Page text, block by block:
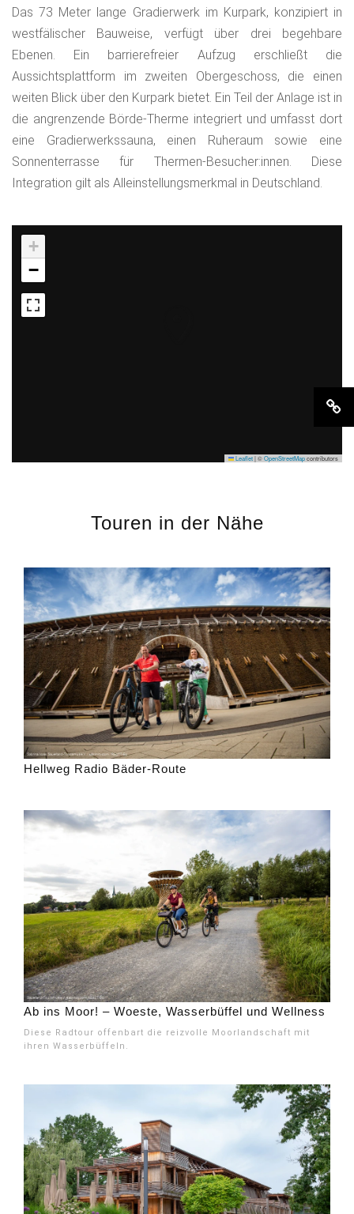
Das 73 Meter lange Gradierwerk im Kurpark, konzipiert in
westfälischer Bauweise, verfügt über drei begehbare
Ebenen. Ein barrierefreier Aufzug erschließt die
Aussichtsplattform im zweiten Obergeschoss, die einen
weiten Blick über den Kurpark bietet. Ein Teil der Anlage ist in
die angrenzende Börde-Therme integriert und umfasst dort
eine Gradierwerkssauna, einen Ruheraum sowie eine
Sonnenterrasse für Thermen-Besucher:innen. Diese
Integration gilt als Alleinstellungsmerkmal in Deutschland.
+
−
Leaflet|©OpenStreetMapcontributors
Touren in der Nähe
Hellweg Radio Bäder-Route
Ab ins Moor! – Woeste, Wasserbüffel und Wellness
Diese Radtour offenbart die reizvolle Moorlandschaft mit
ihren Wasserbüffeln.